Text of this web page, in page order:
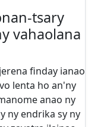
tsary
vahaolana
finday ianao
lenta ho an'ny
anao ny
ny endrika sy ny